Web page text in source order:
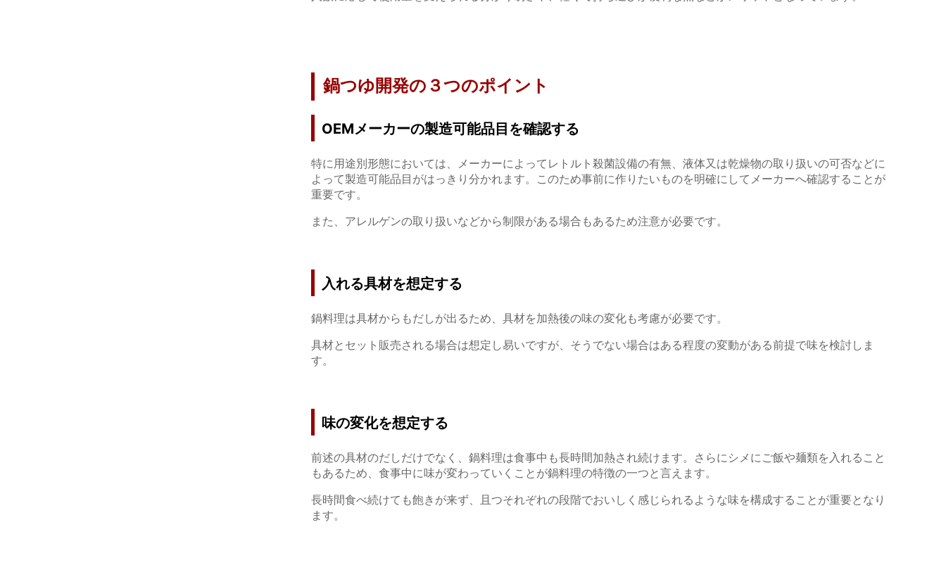
鍋つゆ開発の３つのポイント
OEMメーカーの製造可能品目を確認する
特に用途別形態においては、メーカーによってレトルト殺菌設備の有無、液体又は乾燥物の取り扱いの可否などに
よって製造可能品目がはっきり分かれます。このため事前に作りたいものを明確にしてメーカーへ確認することが
重要です。
また、アレルゲンの取り扱いなどから制限がある場合もあるため注意が必要です。
入れる具材を想定する
鍋料理は具材からもだしが出るため、具材を加熱後の味の変化も考慮が必要です。
具材とセット販売される場合は想定し易いですが、そうでない場合はある程度の変動がある前提で味を検討しま
す。
味の変化を想定する
前述の具材のだしだけでなく、鍋料理は食事中も長時間加熱され続けます。さらにシメにご飯や麺類を入れること
もあるため、食事中に味が変わっていくことが鍋料理の特徴の一つと言えます。
長時間食べ続けても飽きが来ず、且つそれぞれの段階でおいしく感じられるような味を構成することが重要となり
ます。